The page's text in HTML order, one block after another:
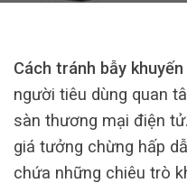
Cách tránh bẫy
người tiêu dùng quan
sàn thương mại điện
giá tưởng chừng hấp
chứa những chiêu trò